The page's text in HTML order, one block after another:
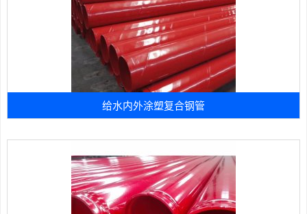
给水内外涂塑复合钢管